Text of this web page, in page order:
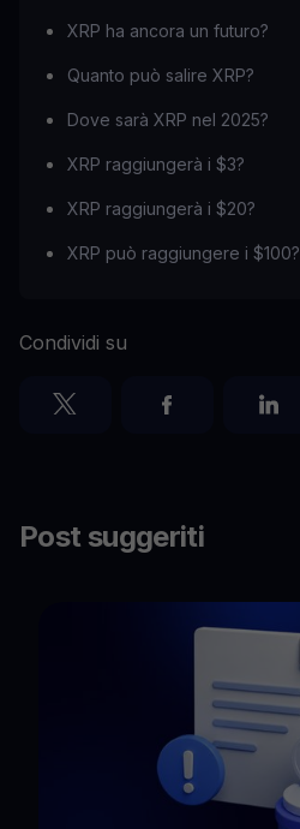
XRP ha ancora un futuro?
Quanto può salire XRP?
Dove sarà XRP nel 2025?
XRP raggiungerà i $3?
XRP raggiungerà i $20?
XRP può raggiungere i $100?
Condividi su
Post suggeriti